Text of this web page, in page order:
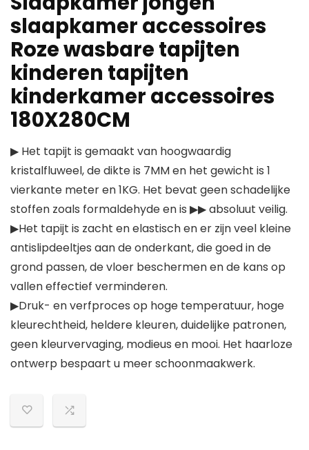
slaapkamer accessoires
Roze wasbare tapijten
kinderen tapijten
kinderkamer accessoires
180X280CM
▶ Het tapijt is gemaakt van hoogwaardig
kristalfluweel, de dikte is 7MM en het gewicht is 1
vierkante meter en 1KG. Het bevat geen schadelijke
stoffen zoals formaldehyde en is ▶▶ absoluut veilig.
▶Het tapijt is zacht en elastisch en er zijn veel kleine
antislipdeeltjes aan de onderkant, die goed in de
grond passen, de vloer beschermen en de kans op
vallen effectief verminderen.
▶Druk- en verfproces op hoge temperatuur, hoge
kleurechtheid, heldere kleuren, duidelijke patronen,
geen kleurvervaging, modieus en mooi. Het haarloze
ontwerp bespaart u meer schoonmaakwerk.